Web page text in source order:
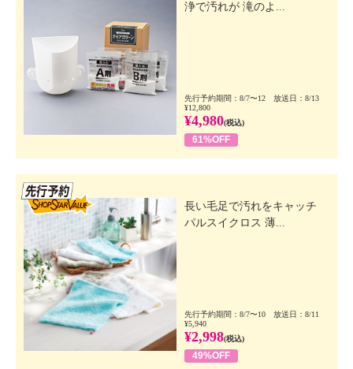
浄で汚れが 滝のよ...
先行予約期間：8/7〜12 放送日：8/13
¥12,800
¥4,980(税込)
61%OFF
長い毛足で汚れをキャッチ
パルスイクロス 薄...
先行予約期間：8/7〜10 放送日：8/11
¥5,940
¥2,998(税込)
49%OFF